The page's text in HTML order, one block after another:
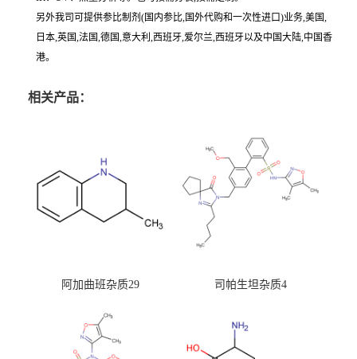
另外我司可提供参比制剂(国内参比,国外代购和一次性进口)业务,美国,
日本,英国,法国,德国,意大利,西班牙,爱尔兰,西班牙以及中国大陆,中国香
港。
相关产品：
阿加曲班杂质29 司帕生坦杂质4